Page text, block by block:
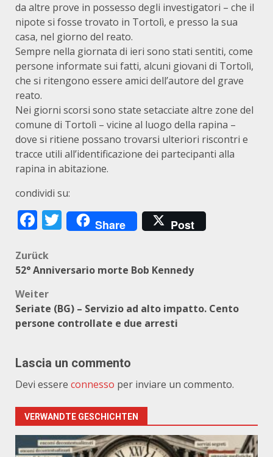
da altre prove in possesso degli investigatori – che il
nipote si fosse trovato in Tortolì, e presso la sua
casa, nel giorno del reato.
Sempre nella giornata di ieri sono stati sentiti, come
persone informate sui fatti, alcuni giovani di Tortolì,
che si ritengono essere amici dell’autore del grave
reato.
Nei giorni scorsi sono state setacciate altre zone del
comune di Tortolì – vicine al luogo della rapina –
dove si ritiene possano trovarsi ulteriori riscontri e
tracce utili all’identificazione dei partecipanti alla
rapina in abitazione.
condividi su:
Facebook
Twitter
Share Post
Beitragsnavigation
Zurück
52° Anniversario morte Bob Kennedy
Weiter
Seriate (BG) – Servizio ad alto impatto. Cento
persone controllate e due arresti
Lascia un commento
Devi essere connesso per inviare un commento.
VERWANDTE GESCHICHTEN